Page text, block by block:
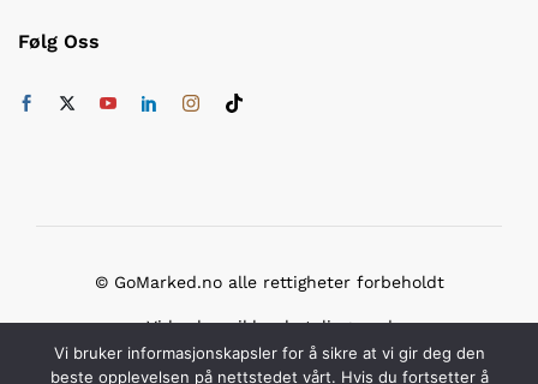
Følg Oss
© GoMarked.no alle rettigheter forbeholdt
Vi bruker sikker betaling med
Vi bruker informasjonskapsler for å sikre at vi gir deg den
beste opplevelsen på nettstedet vårt. Hvis du fortsetter å